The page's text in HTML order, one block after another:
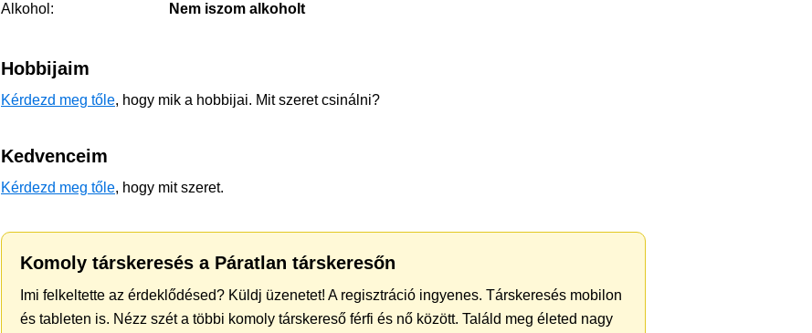
Alkohol:
Nem iszom alkoholt
Hobbijaim
Kérdezd meg tőle, hogy mik a hobbijai. Mit szeret csinálni?
Kedvenceim
Kérdezd meg tőle, hogy mit szeret.
Komoly társkeresés a Páratlan társkeresőn
Imi felkeltette az érdeklődésed? Küldj üzenetet! A regisztráció ingyenes. Társkeresés mobilon
és tableten is. Nézz szét a többi komoly társkereső férfi és nő között. Találd meg életed nagy